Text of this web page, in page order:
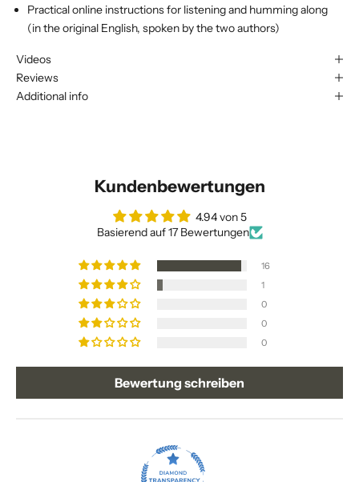
Practical online instructions for listening and humming along
(in the original English, spoken by the two authors)
Videos
Reviews
Additional info
Kundenbewertungen
4.94 von 5
Basierend auf 17 Bewertungen
16
1
0
0
0
Bewertung schreiben